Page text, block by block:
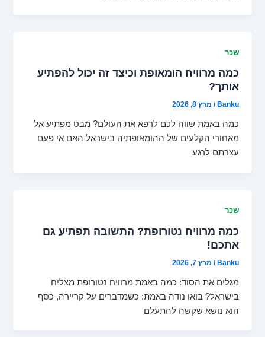
שכר
כמה מרוויח הומאופת וכיצד זה יכול להפתיע
אותך?
Banku
/ מרץ 8, 2026
כמה באמת שווה לכם לרפא את העולם? מבט מפתיע אל
מאחורי הקלעים של ההומאופתיה בישראל האם אי פעם
עצרתם לרגע
שכר
כמה מרוויח נטורופת? התשובה תפתיע גם
אתכם!
Banku
/ מרץ 7, 2026
מגלים את הסוד: כמה באמת מרוויח נטורופת מצליח
בישראל? בואו נודה באמת: כשמדברים על קריירה, כסף
הוא נושא שקשה להתעלם